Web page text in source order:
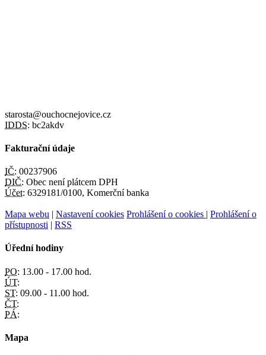
starosta@ouchocnejovice.cz
IDDS: bc2akdv
Fakturační údaje
IČ: 00237906
DIČ: Obec není plátcem DPH
Účet: 6329181/0100, Komerční banka
Mapa webu | Nastavení cookies Prohlášení o cookies | Prohlášení o
přístupnosti | RSS
Úřední hodiny
PO: 13.00 - 17.00 hod.
ÚT:
ST: 09.00 - 11.00 hod.
ČT:
PÁ:
Mapa